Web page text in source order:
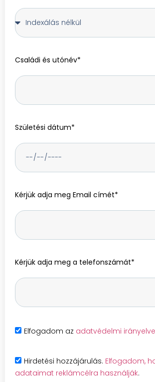
Családi és utónév*
Születési dátum*
Kérjük adja meg Email címét*
Kérjük adja meg a telefonszámát*
Elfogadom az adatvédelmi
Hirdetési hozzájárulás. Elfogadom,
adataimat reklámcélra használják.